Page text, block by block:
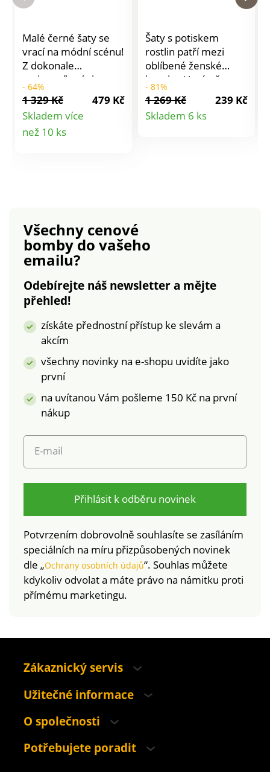
Malé černé šaty se
vrací na módní scénu!
Z dokonale
padnoucího úpletu
Milano. Lehce
vypasované. Kulatý
výstřih a průramky s
kontrastním prošitím.
- 64%
1 329 Kč
479 Kč
Skladem více
než 10 ks
Šaty s potiskem
rostlin patří mezi
oblíbené ženské
kousky. V mírně
rozšířeném střihu,
který lichotí postavě.
Mírně uvolněný
- 81%
1 269 Kč
239 Kč
Skladem 6 ks
Detail
Všechny cenové
bombydo vašeho
emailu?
Odebírejte náš newsletter a mějte
přehled!
získáte přednostní přístup ke slevám a
akcím
všechny novinky na e-shopu uvidíte jako
první
na uvítanou Vám pošleme 150 Kč na první
nákup
E-mail
Přihlásit k odběru novinek
Potvrzením dobrovolně souhlasíte se zasíláním
speciálních na míru přizpůsobených novinek
dle „Ochrany osobních údajů“. Souhlas můžete
kdykoliv odvolat a máte právo na námitku proti
přímému marketingu.
Zákaznický servis
Užitečné informace
O společnosti
Potřebujete poradit